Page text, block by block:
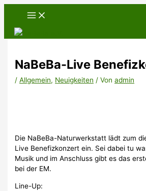
springen
NaBeBa-Live
/Allgemein, Neuigkeiten / Vonadmin
Die NaBeBa-Naturwerkstatt lädt zum
Live Benefizkonzert ein. Sei dabei tu
Musik und im Anschluss gibt es das
bei der EM.
Line-Up: